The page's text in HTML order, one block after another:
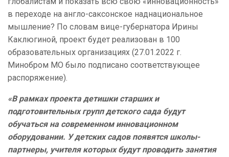
в переходе на англо-саксонское наднациональное
мышление? По словам вице-губернатора Ирины
Каклюгиной, проект будет реализован в 100
образовательных организациях (27.01.2022 г.
Минобром МО было подписано соответствующее
распоряжение).
«В рамках проекта детишки старших и
подготовительных групп детского сада будут
обучаться на современном инновационном
оборудовании. У детских садов появятся школы-
партнеры, учителя которых будут проводить занятия